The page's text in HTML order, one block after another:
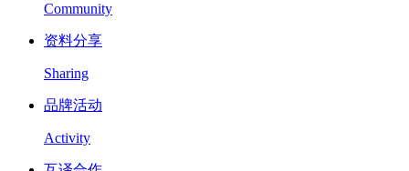
Community
资料分享
Sharing
品牌活动
Activity